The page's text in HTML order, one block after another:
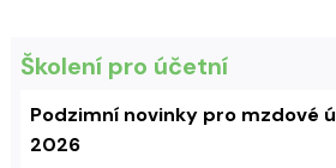
Školení pro účetní
Podzimní novinky pro mzdové
2026